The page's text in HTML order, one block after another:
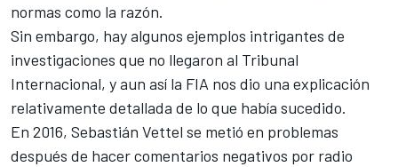
normas como la razón.
Sin embargo, hay algunos ejemplos intrigantes de
investigaciones que no llegaron al Tribunal
Internacional, y aun así la FIA nos dio una explicación
relativamente detallada de lo que había sucedido.
En 2016, Sebastián Vettel se metió en problemas
después de hacercomentarios negativos por radio